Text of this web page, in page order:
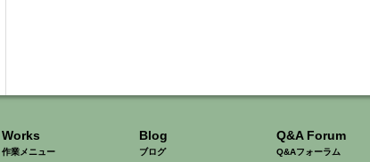
Works
作業メニュー
Blog
ブログ
Q&A Forum
Q&Aフォーラム